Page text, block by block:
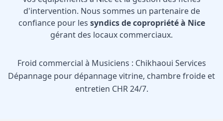
d'intervention. Nous sommes un partenaire de
confiance pour les syndics de copropriété à Nice
gérant des locaux commerciaux.
Froid commercial à Musiciens : Chikhaoui Services
Dépannage pour dépannage vitrine, chambre froide et
entretien CHR 24/7.